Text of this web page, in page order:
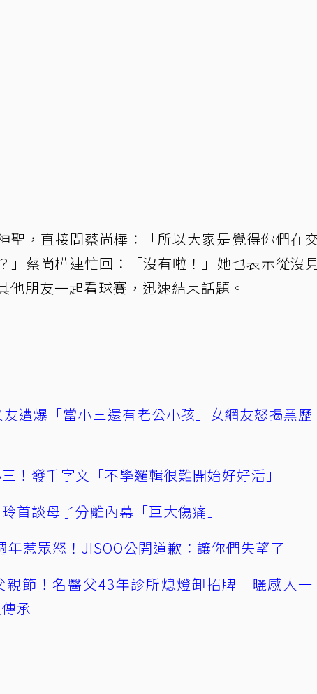
聖，直接問蔡尚樺：「所以大家是覺得你們在
」蔡尚樺連忙回：「沒有啦！」她也表示從沒
朋友一起看球賽，迅速結束話題。
遭爆「當小三還有老公小孩」女網友怒揭黑歷
！發千字文「不學邏輯很難開始好好活」
首談母子分離內幕「巨大傷痛」
年惹眾怒！JISOO公開道歉：讓你們失望了
親節！名醫父43年診所熄燈卸招牌 曬感人一
承